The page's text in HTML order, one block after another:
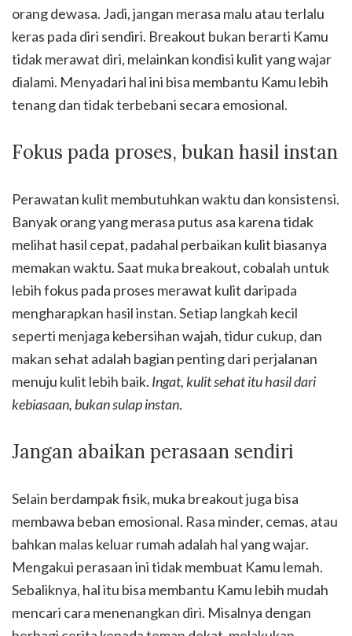
orang dewasa. Jadi, jangan merasa malu atau terlalu
keras pada diri sendiri. Breakout bukan berarti Kamu
tidak merawat diri, melainkan kondisi kulit yang wajar
dialami. Menyadari hal ini bisa membantu Kamu lebih
tenang dan tidak terbebani secara emosional.
Fokus pada proses, bukan hasil instan
Perawatan kulit membutuhkan waktu dan konsistensi.
Banyak orang yang merasa putus asa karena tidak
melihat hasil cepat, padahal perbaikan kulit biasanya
memakan waktu. Saat muka breakout, cobalah untuk
lebih fokus pada proses merawat kulit daripada
mengharapkan hasil instan. Setiap langkah kecil
seperti menjaga kebersihan wajah, tidur cukup, dan
makan sehat adalah bagian penting dari perjalanan
menuju kulit lebih baik. Ingat, kulit sehat itu hasil dari
kebiasaan, bukan sulap instan.
Jangan abaikan perasaan sendiri
Selain berdampak fisik, muka breakout juga bisa
membawa beban emosional. Rasa minder, cemas, atau
bahkan malas keluar rumah adalah hal yang wajar.
Mengakui perasaan ini tidak membuat Kamu lemah.
Sebaliknya, hal itu bisa membantu Kamu lebih mudah
mencari cara menenangkan diri. Misalnya dengan